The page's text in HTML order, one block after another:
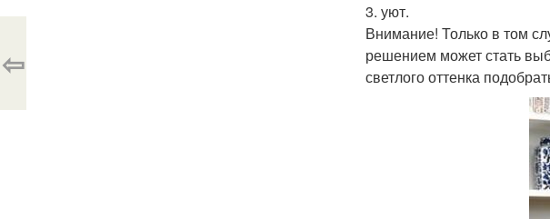
3. уют.
Внимание! Только в том
решением может стать
светлого оттенка
⇦